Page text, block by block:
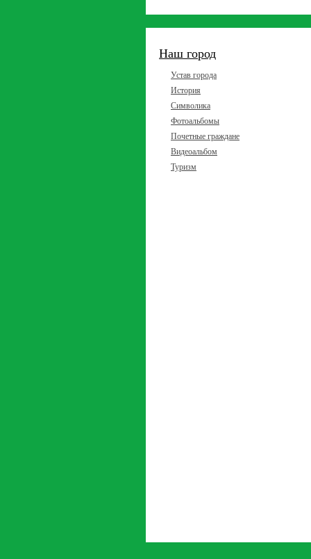
Наш город
Устав города
История
Символика
Фотоальбомы
Почетные граждане
Видеоальбом
Туризм